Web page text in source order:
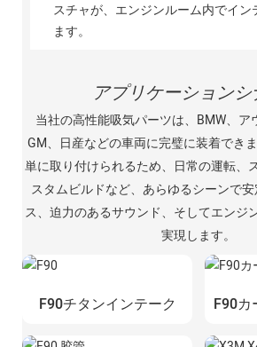
スチャが、エンジンルーム内でイン
ます。
アプリケーション
当社の高性能吸気パーツは、BMW、ア
GM、日産などの車両に完璧に装着でき
単に取り付けられるため、日常の運転、
スタムビルドなど、あらゆるシーンで
ス、迫力のあるサウンド、そしてエンジ
実現します。
F90チタンインテーク F90カ